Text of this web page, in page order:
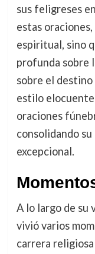
sus feligreses
estas
espiritual, sino
profunda sobre
sobre el destino
estilo elocuente
oraciones
consolidando
excepcional.
A lo largo de su
vivió varios
carrera